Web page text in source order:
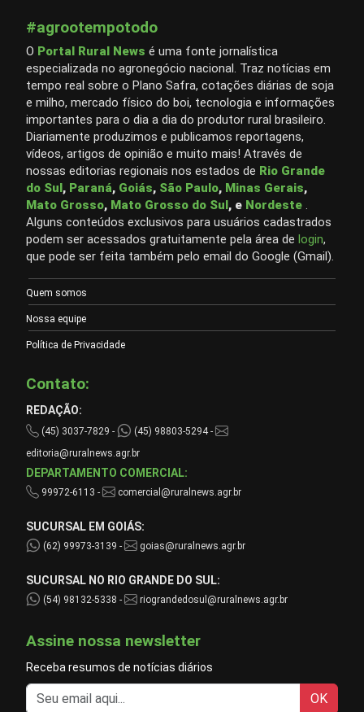
#agrootempotodo
O Portal Rural News é uma fonte jornalística
especializada no agronegócio nacional. Traz notícias em
tempo real sobre o Plano Safra, cotações diárias de soja
e milho, mercado físico do boi, tecnologia e informações
importantes para o dia a dia do produtor rural brasileiro.
Diariamente produzimos e publicamos reportagens,
vídeos, artigos de opinião e muito mais! Através de
nossas editorias regionais nos estados de Rio Grande
do Sul, Paraná, Goiás, São Paulo, Minas Gerais,
Mato Grosso, Mato Grosso do Sul, e Nordeste
Alguns conteúdos exclusivos para usuários cadastrados
podem ser acessados gratuitamente pela área de login,
que pode ser feita também pelo email do Google (Gmail).
Quem somos
Nossa equipe
Política de Privacidade
Contato:
REDAÇÃO:
(45) 3037-7829 -
(45) 98803-5294 -
editoria@ruralnews.agr.br
DEPARTAMENTO COMERCIAL:
99972-6113 - comercial@ruralnews.agr.br
SUCURSAL EM GOIÁS:
(62) 99973-3139 - goias@ruralnews.agr.br
SUCURSAL NO RIO GRANDE DO SUL:
(54) 98132-5338 - riograndedosul@ruralnews.agr.br
Assine nossa newsletter
Receba resumos de notícias diários
OK